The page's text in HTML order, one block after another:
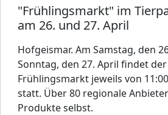
"Frühlingsmarkt" im
am 26. und 27. April
Hofgeismar. Am Samstag, den
Sonntag, den 27. April findet
Frühlingsmarkt jeweils von
statt. Über 80 regionale
Produkte selbst.